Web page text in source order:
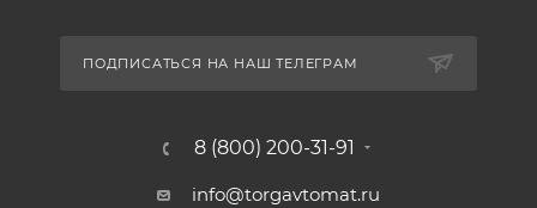
ПОДПИСАТЬСЯ НА НАШ ТЕЛЕГРАМ
8 (800) 200-31-91
info@torgavtomat.ru